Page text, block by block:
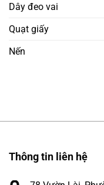
Dây đeo vai
Quạt giấy
Nến
Thông tin liên hệ